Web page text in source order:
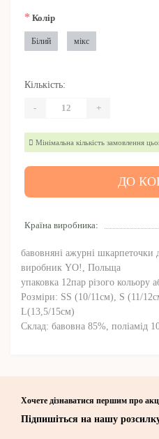
Країна виробника:
бавовняні ажурні шкарпеточки
виробник YO!, Польща
упаковка 12пар різого кольору
Розміри: SS (10/11см), S (11/
L(13,5/15см)
Склад: бавовна 85%, поліамід
* Колір
Білий мікс
Кількість:
- +
Мінімальна кількість замовлення
ДО
Хочете дізнаватися першим про
Підпишіться на нашу